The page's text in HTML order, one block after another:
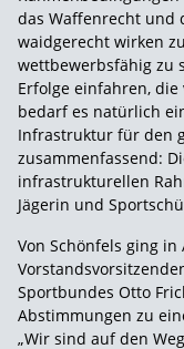
das Waffenrecht und
waidgerecht wirken
wettbewerbsfähig zu
Erfolge einfahren,
bedarf es natürlich
Infrastruktur für den
zusammenfassend:
infrastrukturellen
Jägerin und
Von Schönfels ging
Sportbundes Otto
Abstimmungen zu
„Wir sind auf den